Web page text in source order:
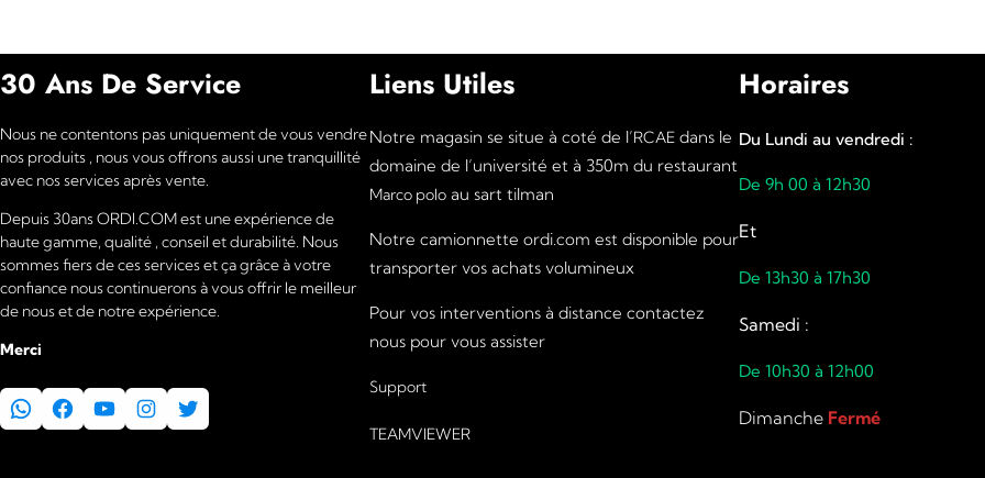
30 Ans De Service
Nous ne contentons pas uniquement de vous vendre
nos produits , nous vous offrons aussi une tranquillité
avec nos services après vente.
Depuis 30ans ORDI.COM est une expérience de
haute gamme, qualité , conseil et durabilité. Nous
sommes fiers de ces services et ça grâce à votre
confiance nous continuerons à vous offrir le meilleur
de nous et de notre expérience.
Merci
WhatsApp Facebook YouTube Instagram Twitter
Liens Utiles
Notre magasin se situe à coté de l’RCAE dans le
domaine de l’université et à 350m du restaurant
Marco polo au sart tilman
Notre camionnette ordi.com est disponible pour
transporter vos achats volumineux
Pour vos interventions à distance contactez
nous pour vous assister
Support
TEAMVIEWER
Horaires
Du Lundi au vendredi :
De 9h 00 à 12h30
Et
De 13h30 à 17h30
Samedi :
De 10h30 à 12h00
Dimanche Fermé